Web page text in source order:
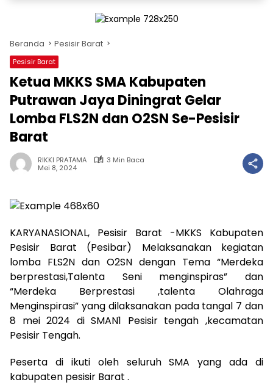
Beranda Pesisir Barat
Pesisir Barat
Ketua MKKS SMA Kabupaten
Putrawan Jaya Diningrat Gelar
Lomba FLS2N dan O2SN Se-Pesisir
Barat
RIKKI PRATAMA
3 Min Baca
Mei 8, 2024
KARYANASIONAL, Pesisir Barat -MKKS Kabupaten
Pesisir Barat (Pesibar) Melaksanakan kegiatan
lomba FLS2N dan O2SN dengan Tema “Merdeka
berprestasi,Talenta Seni menginspiras” dan
“Merdeka Berprestasi ,talenta Olahraga
Menginspirasi” yang dilaksanakan pada tangal 7 dan
8 mei 2024 di SMAN1 Pesisir tengah ,kecamatan
Pesisir Tengah.
Peserta di ikuti oleh seluruh SMA yang ada di
kabupaten pesisir Barat .